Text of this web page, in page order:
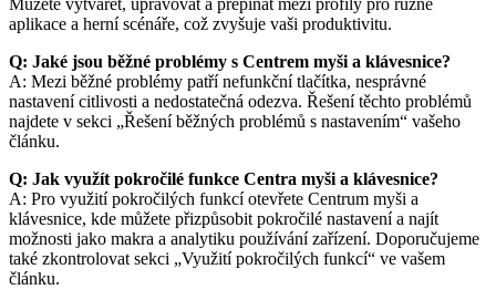
Můžete vytvářet, upravovat a přepínat mezi profily pro různé
aplikace a herní scénáře, což zvyšuje vaši produktivitu.
Q: Jaké jsou běžné problémy s Centrem myši a klávesnice?
A: Mezi běžné problémy patří nefunkční tlačítka, nesprávné
nastavení citlivosti a nedostatečná odezva. Řešení těchto problémů
najdete v sekci „Řešení běžných problémů s nastavením“ vašeho
článku.
Q: Jak využít pokročilé funkce Centra myši a klávesnice?
A: Pro využití pokročilých funkcí otevřete Centrum myši a
klávesnice, kde můžete přizpůsobit pokročilé nastavení a najít
možnosti jako makra a analytiku používání zařízení. Doporučujeme
také zkontrolovat sekci „Využití pokročilých funkcí“ ve vašem
článku.